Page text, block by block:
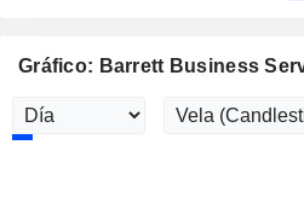
Gráfico: Barrett Business